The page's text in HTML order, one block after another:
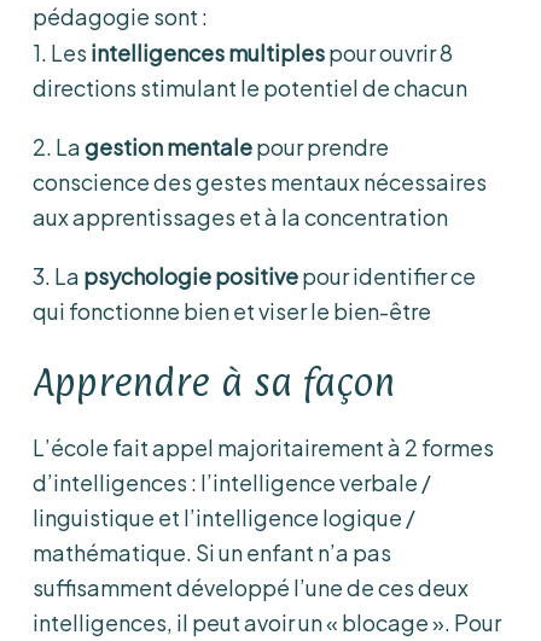
pédagogie sont :
1. Les intelligences multiplespour ouvrir 8
directions stimulant le potentiel de chacun
2. Lagestion mentalepour prendre
conscience des gestes mentaux nécessaires
aux apprentissages et à la concentration
3. La psychologie positivepour identifier ce
qui fonctionne bien et viser le bien-être
Apprendre à sa façon
L’école fait appel majoritairement à 2 formes
d’intelligences : l’intelligence verbale /
linguistique et l’intelligence logique /
mathématique. Si un enfant n’a pas
suffisamment développé l’une de ces deux
intelligences, il peut avoir un « blocage ». Pour